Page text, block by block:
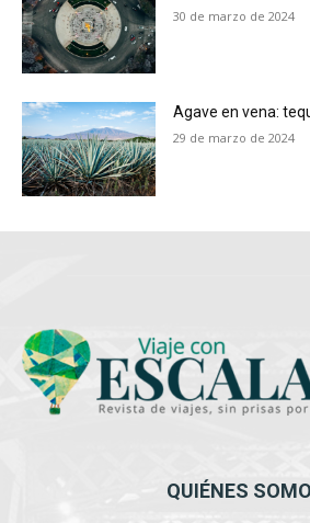
30 de marzo de 2024
Agave en vena:
29 de marzo de 2024
QUIÉNES